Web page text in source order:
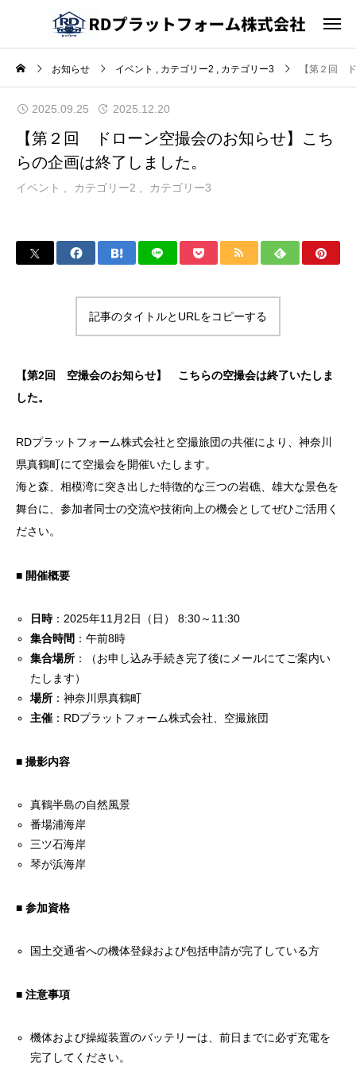
お知らせ イベント カテゴリー2 カテゴリー3 【第２回
2025.09.25 2025.12.20
【第２回 ドローン空撮会のお知らせ】こち
らの企画は終了しました。
イベント カテゴリー2 カテゴリー3
記事のタイトルとURLをコピーする
【第2回 空撮会のお知らせ】 こちらの空撮会は終了いたしま
した。
RDプラットフォーム株式会社と空撮旅団の共催により、神奈川
県真鶴町にて空撮会を開催いたします。
海と森、相模湾に突き出した特徴的な三つの岩礁、雄大な景色を
舞台に、参加者同士の交流や技術向上の機会としてぜひご活用く
ださい。
■ 開催概要
日時： 2025年11月2日（日） 8:30～ 11:30
集合時間 ：午前8時
集合場所 ：（お申し込み手続き完了後にメールにてご案内い
たします）
場所 ：神奈川県真鶴町
主催 ： RDプラットフォーム株式会社、空撮旅団
■ 撮影内容
真鶴半島の自然風景
番場浦海岸
三ツ石海岸
琴が浜海岸
■ 参加資格
国土交通省への機体登録および包括申請が完了している方
■ 注意事項
機体および操縦装置のバッテリーは、前日までに必ず充電を
完了してください。